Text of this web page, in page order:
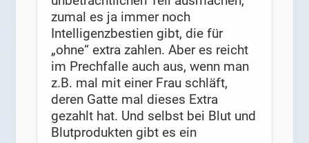
zumal es ja immer noch
Intelligenzbestien gibt, die für
„ohne“ extra zahlen. Aber es reicht
im Prechfalle auch aus, wenn man
z.B. mal mit einer Frau schläft,
deren Gatte mal dieses Extra
gezahlt hat. Und selbst bei Blut und
Blutprodukten gibt es ein